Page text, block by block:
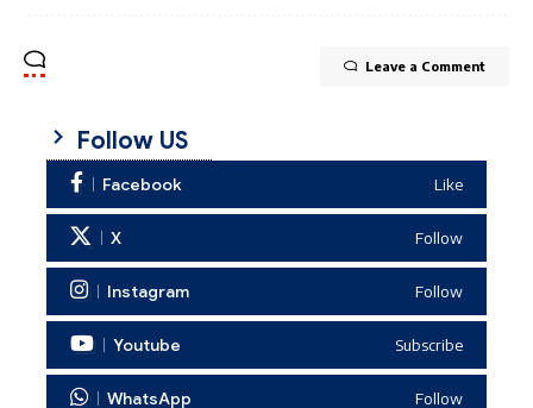
Leave a Comment
Follow US
Facebook Like
X Follow
Instagram Follow
Youtube Subscribe
WhatsApp Follow